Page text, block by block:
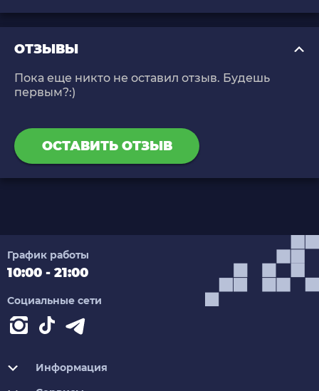
ОТЗЫВЫ
Пока еще никто не оставил отзыв. Будешь
первым?:)
ОСТАВИТЬ ОТЗЫВ
График работы
10:00 - 21:00
Социальные сети
Информация